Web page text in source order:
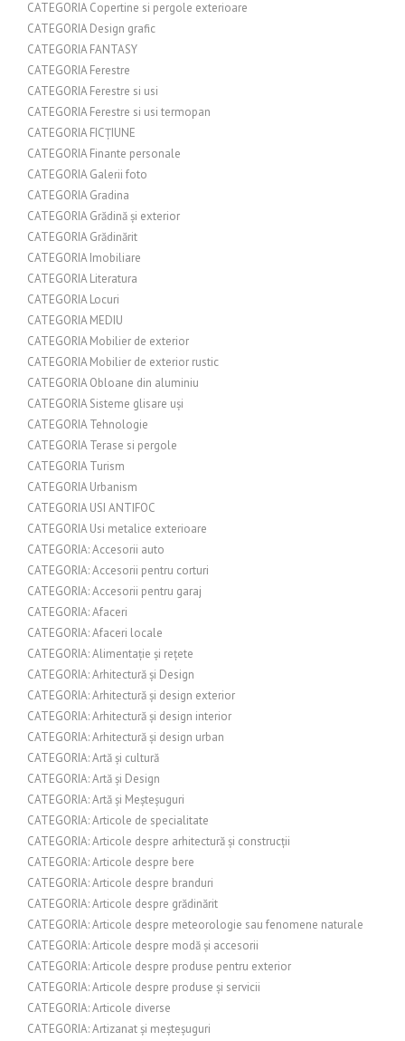
CATEGORIA Copertine si pergole exterioare
CATEGORIA Design grafic
CATEGORIA FANTASY
CATEGORIA Ferestre
CATEGORIA Ferestre si usi
CATEGORIA Ferestre si usi termopan
CATEGORIA FICȚIUNE
CATEGORIA Finante personale
CATEGORIA Galerii foto
CATEGORIA Gradina
CATEGORIA Grădină și exterior
CATEGORIA Grădinărit
CATEGORIA Imobiliare
CATEGORIA Literatura
CATEGORIA Locuri
CATEGORIA MEDIU
CATEGORIA Mobilier de exterior
CATEGORIA Mobilier de exterior rustic
CATEGORIA Obloane din aluminiu
CATEGORIA Sisteme glisare uși
CATEGORIA Tehnologie
CATEGORIA Terase si pergole
CATEGORIA Turism
CATEGORIA Urbanism
CATEGORIA USI ANTIFOC
CATEGORIA Usi metalice exterioare
CATEGORIA: Accesorii auto
CATEGORIA: Accesorii pentru corturi
CATEGORIA: Accesorii pentru garaj
CATEGORIA: Afaceri
CATEGORIA: Afaceri locale
CATEGORIA: Alimentație și rețete
CATEGORIA: Arhitectură și Design
CATEGORIA: Arhitectură și design exterior
CATEGORIA: Arhitectură și design interior
CATEGORIA: Arhitectură și design urban
CATEGORIA: Artă și cultură
CATEGORIA: Artă și Design
CATEGORIA: Artă și Meșteșuguri
CATEGORIA: Articole de specialitate
CATEGORIA: Articole despre arhitectură și construcții
CATEGORIA: Articole despre bere
CATEGORIA: Articole despre branduri
CATEGORIA: Articole despre grădinărit
CATEGORIA: Articole despre meteorologie sau fenomene naturale
CATEGORIA: Articole despre modă și accesorii
CATEGORIA: Articole despre produse pentru exterior
CATEGORIA: Articole despre produse și servicii
CATEGORIA: Articole diverse
CATEGORIA: Artizanat și meșteșuguri